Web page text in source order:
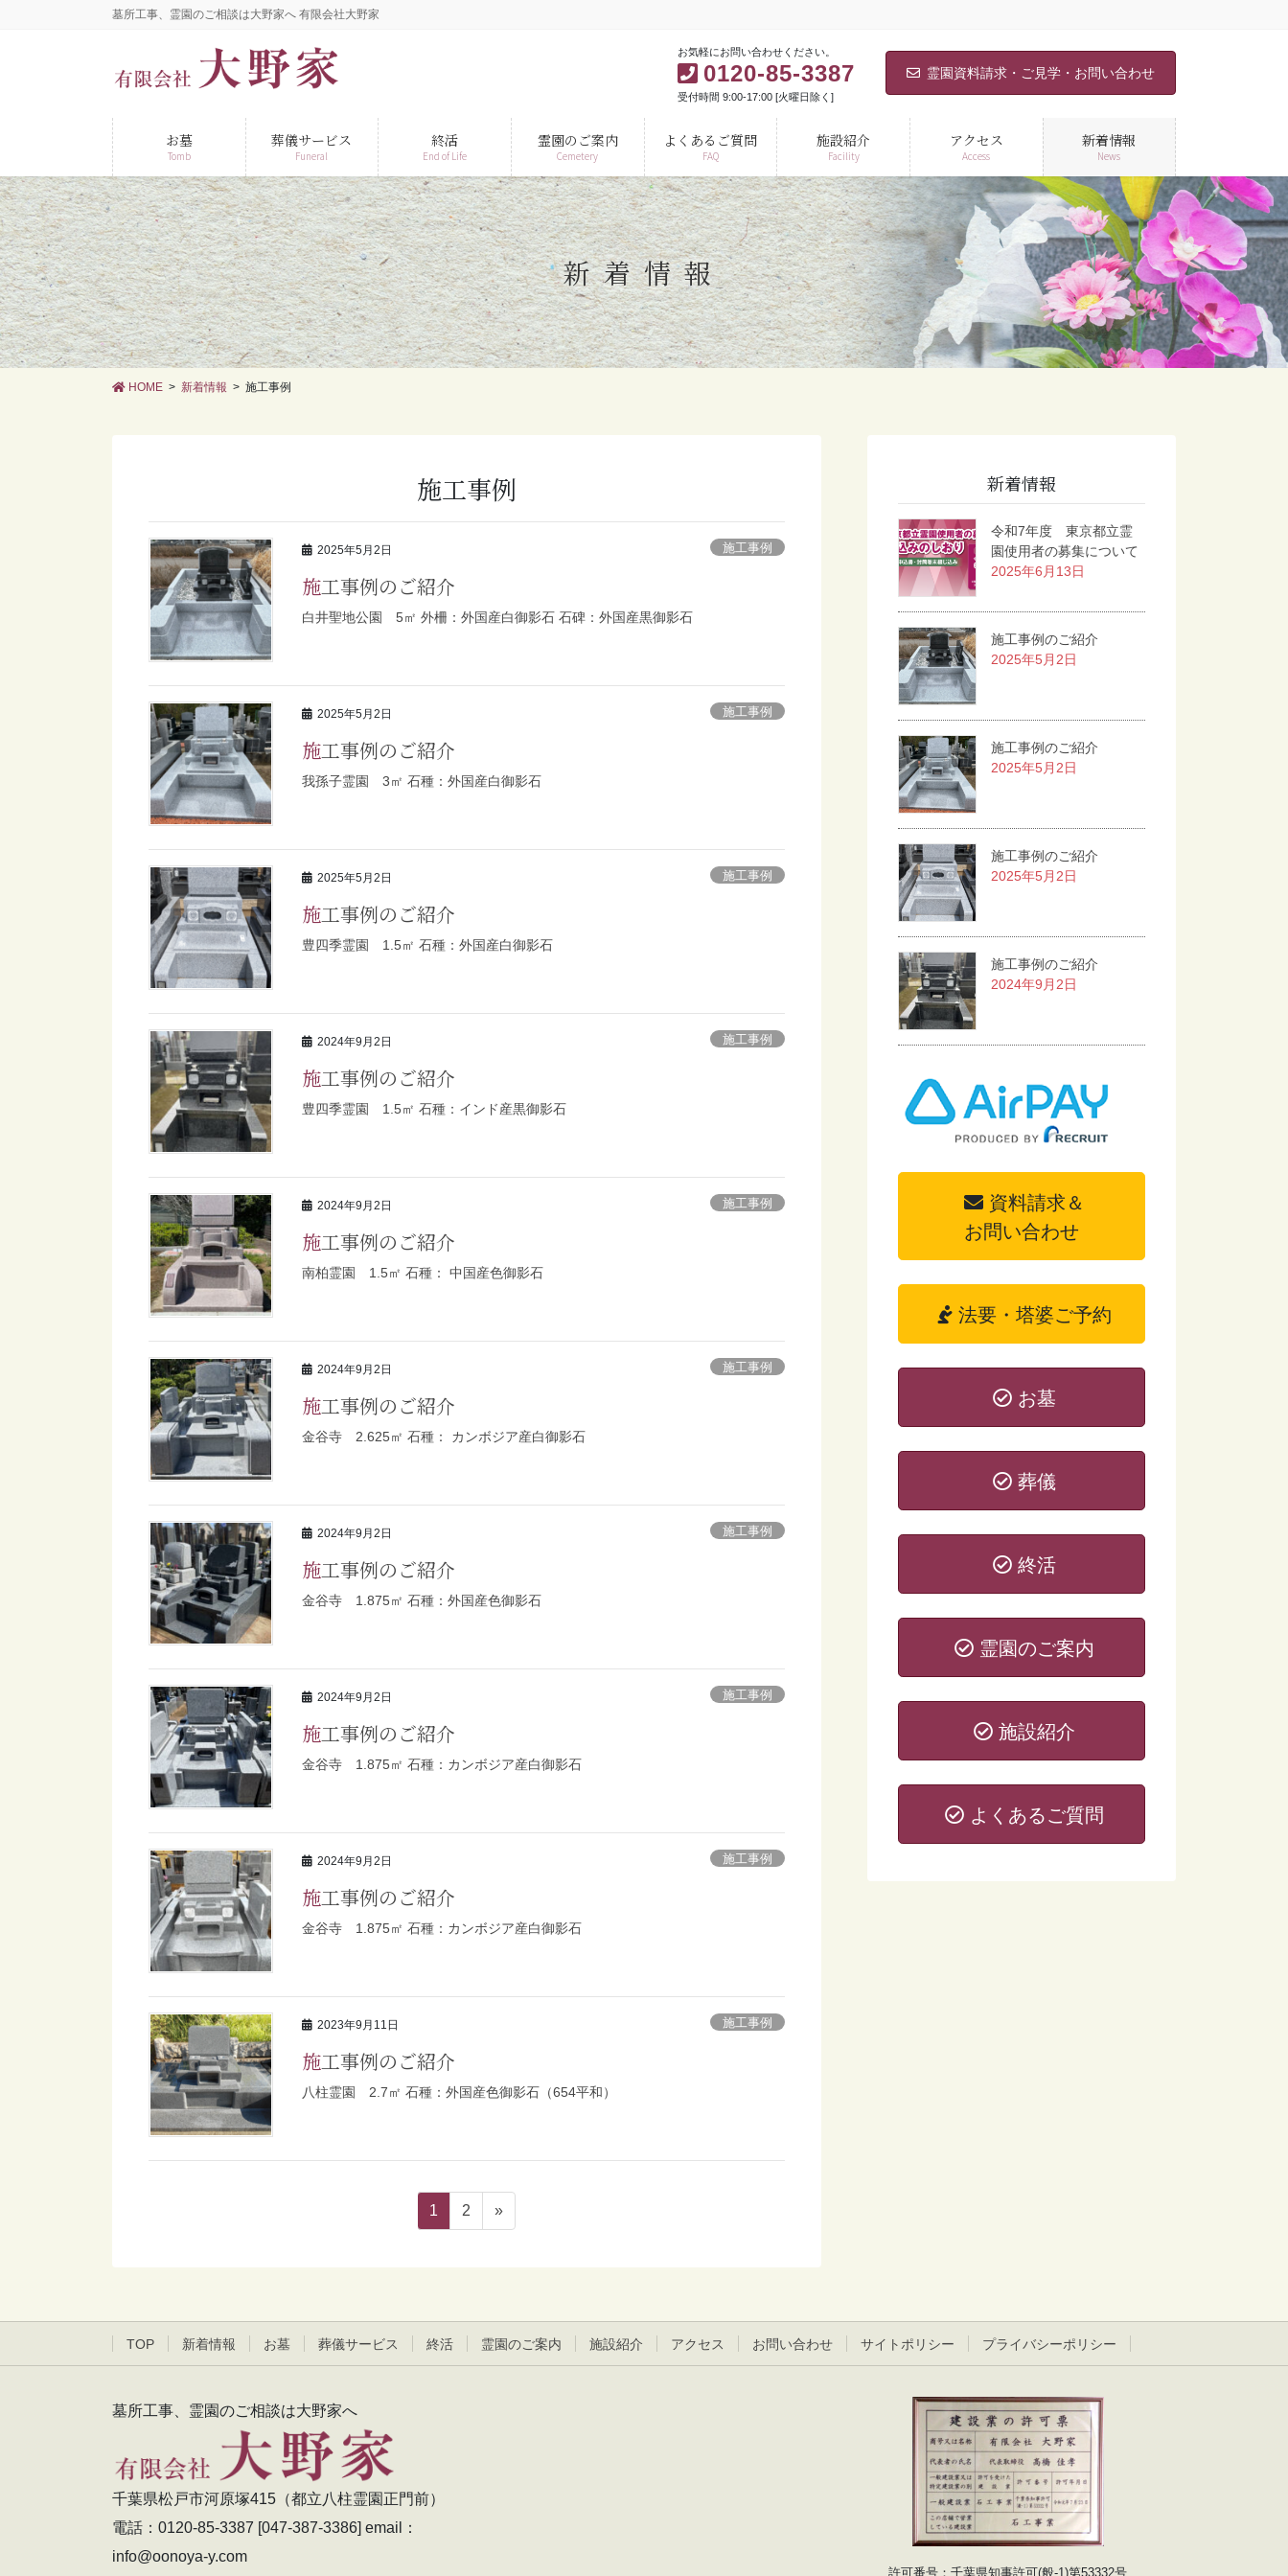
移
動
墓所工事、霊園のご相談は大野家へ 有限会社大野家
お気軽にお問い合わせください。
0120-85-3387
受付時間 9:00-17:00 [火曜日除く]
霊園資料請求・ご見学・お問い合わせ
お墓
Tomb
葬儀サービス
Funeral
終活
End of Life
霊園のご案内
Cemetery
よくあるご質問
FAQ
施設紹介
Facility
アクセス
Access
新着情報
News
新着情報
HOME 新着情報 施工事例
施工事例
2025年5月2日 施工事例
施工事例のご紹介
白井聖地公園 5㎡ 外柵：外国産白御影石 石碑：外国産黒御影石
2025年5月2日 施工事例
施工事例のご紹介
我孫子霊園 3㎡ 石種：外国産白御影石
2025年5月2日 施工事例
施工事例のご紹介
豊四季霊園 1.5㎡ 石種：外国産白御影石
2024年9月2日 施工事例
施工事例のご紹介
豊四季霊園 1.5㎡ 石種：インド産黒御影石
2024年9月2日 施工事例
施工事例のご紹介
南柏霊園 1.5㎡ 石種： 中国産色御影石
2024年9月2日 施工事例
施工事例のご紹介
金谷寺 2.625㎡ 石種： カンボジア産白御影石
2024年9月2日 施工事例
施工事例のご紹介
金谷寺 1.875㎡ 石種：外国産色御影石
2024年9月2日 施工事例
施工事例のご紹介
金谷寺 1.875㎡ 石種：カンボジア産白御影石
2024年9月2日 施工事例
施工事例のご紹介
金谷寺 1.875㎡ 石種：カンボジア産白御影石
2023年9月11日 施工事例
施工事例のご紹介
八柱霊園 2.7㎡ 石種：外国産色御影石（654平和）
ゲ
ー
シ
ン
ペ
ー
1
ペ
ー
2 »
新着情報
令和7年度 東京都立霊
園使用者の募集について
2025年6月13日
施工事例のご紹介
2025年5月2日
施工事例のご紹介
2025年5月2日
施工事例のご紹介
2025年5月2日
施工事例のご紹介
2024年9月2日
資料請求＆
お問い合わせ
法要・塔婆ご予約
お墓
葬儀
終活
霊園のご案内
施設紹介
よくあるご質問
TOP 新着情報 お墓 葬儀サービス 終活 霊園のご案内 施設紹介 アクセス お問い合わせ サイトポリシー プライバシーポリシー
墓所工事、霊園のご相談は大野家へ
千葉県松戸市河原塚415（都立八柱霊園正門前）
電話：0120-85-3387 [047-387-3386] email：
info@oonoya-y.com
許可番号：千葉県知事許可(般-1)第53332号